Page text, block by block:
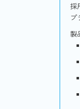
採
プ
製